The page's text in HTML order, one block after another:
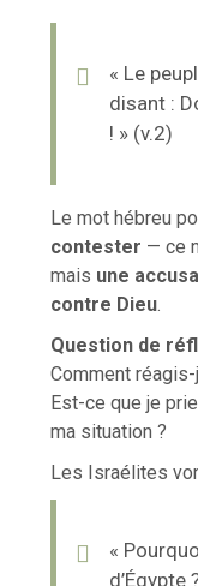
« Le
disant :
! » (v.2)
Le mot hébreu
contester — ce
mais une
contre Dieu.
Question de
Comment
Est-ce que je
ma situation ?
Les Israélites
«
d’Égypte